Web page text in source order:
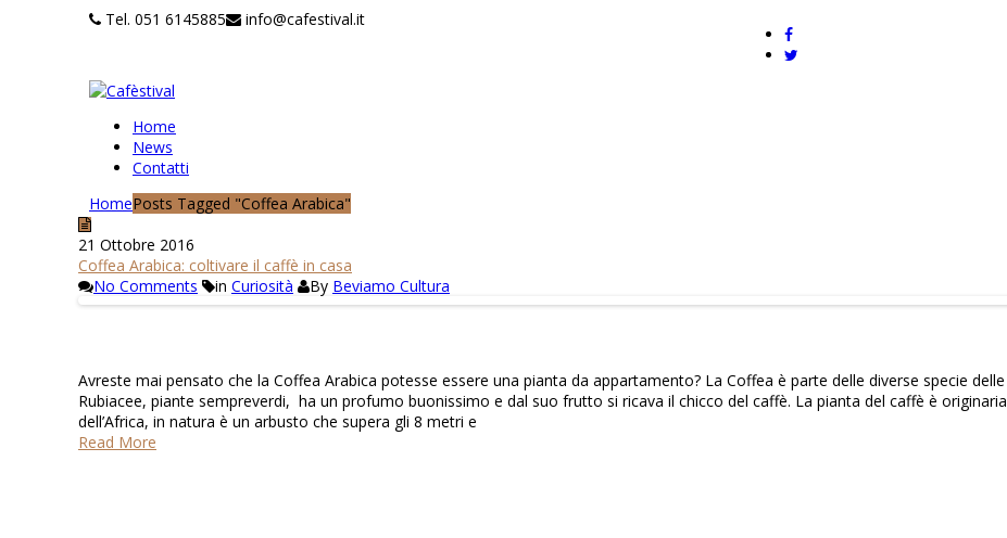
Tel. 051 6145885 info@cafestival.it
Home
News
Contatti
HomePosts Tagged "Coffea Arabica"
21 Ottobre 2016
Coffea Arabica: coltivare il caffè in casa
No Comments
in Curiosità By Beviamo Cultura
Avreste mai pensato che la Coffea Arabica potesse essere una pianta da appartamento? La Coffea è parte delle diverse specie delle
Rubiacee, piante sempreverdi, ha un profumo buonissimo e dal suo frutto si ricava il chicco del caffè. La pianta del caffè è originaria
dell’Africa, in natura è un arbusto che supera gli 8 metri e
Read More